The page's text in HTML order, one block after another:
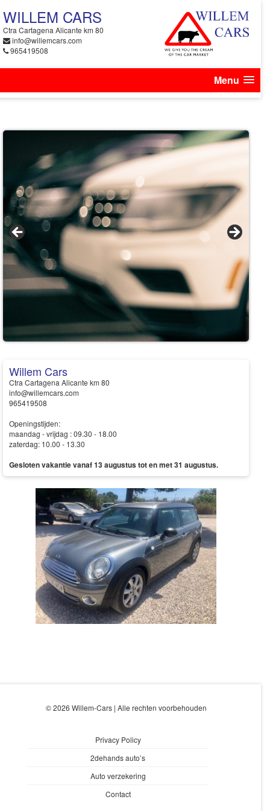
WILLEM CARS
Ctra Cartagena Alicante km 80
info@willemcars.com
965419508
Menu
Willem Cars
Ctra Cartagena Alicante km 80
info@willemcars.com
965419508
Openingstijden:
maandag - vrijdag : 09.30 - 18.00
zaterdag: 10.00 - 13.30
Gesloten vakantie vanaf 13 augustus tot en met 31 augustus.
© 2026 Willem-Cars | Alle rechten voorbehouden
Privacy Policy
2dehands auto’s
Auto verzekering
Contact